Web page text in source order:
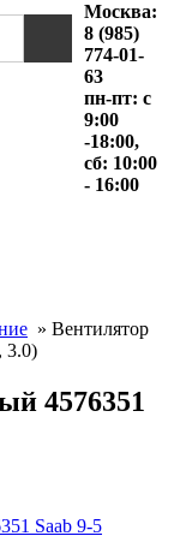
Москва:
8 (985)
774-01-
63
пн-пт: с
9:00
-18:00,
сб: 10:00
- 16:00
» Вентилятор
3.0)
4576351